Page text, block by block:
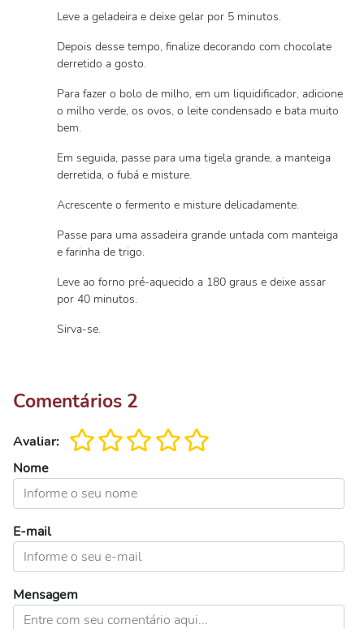
Leve a geladeira e deixe gelar por 5 minutos.
Depois desse tempo, finalize decorando com chocolate
derretido a gosto.
Para fazer o bolo de milho, em um liquidificador, adicione
o milho verde, os ovos, o leite condensado e bata muito
bem.
Em seguida, passe para uma tigela grande, a manteiga
derretida, o fubá e misture.
Acrescente o fermento e misture delicadamente.
Passe para uma assadeira grande untada com manteiga
e farinha de trigo.
Leve ao forno pré-aquecido a 180 graus e deixe assar
por 40 minutos.
Sirva-se.
Comentários 2
Avaliar:
Nome
E-mail
Mensagem